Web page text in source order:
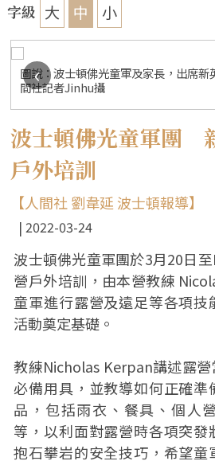
字級 大 中 小
圖說：波士頓佛光童軍及家長，出席新
間社記者Jinhu攝
‹
波士頓佛光童軍團
戶外培訓
【人間社 劉韋延 波士頓報導】
2022-03-24
波士頓佛光童軍團於3月20日
營戶外培訓，由本營教練
童軍進行露營及遠足等各項技
活動奠定基礎。
教練Nicholas Kerpan講述露
必備用具，並教導如何正確準
品，包括雨衣、餐具、個人
等，以利面對露營時各項突發
抱石攀岩的安全技巧，希望童